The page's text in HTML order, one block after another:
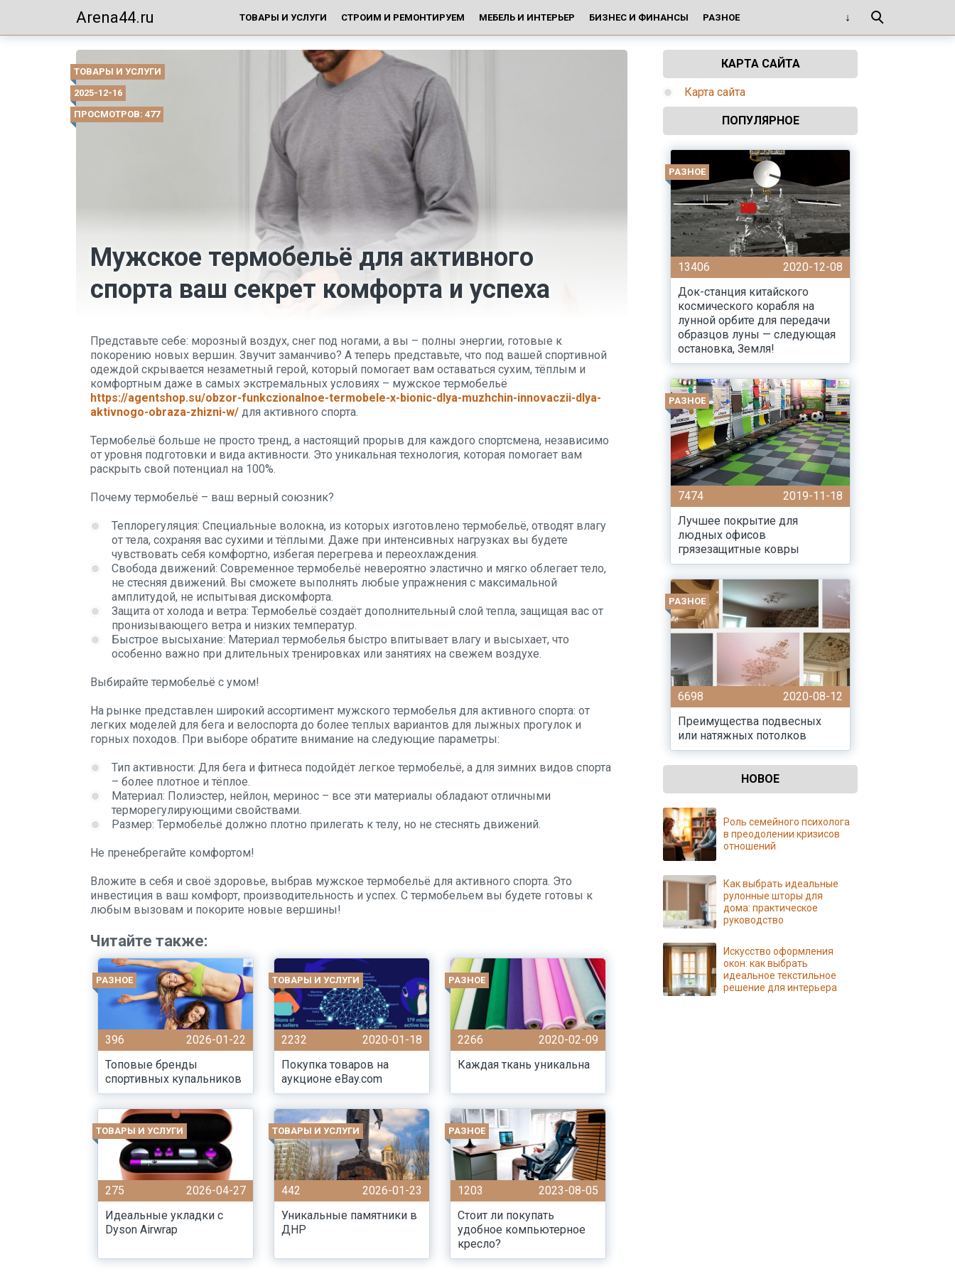
Arena44.ru ТОВАРЫ И УСЛУГИ СТРОИМ И РЕМОНТИРУЕМ МЕБЕЛЬ И ИНТЕРЬЕР БИЗНЕС И ФИНАНСЫ РАЗНОЕ
ТОВАРЫ И УСЛУГИ
2025-12-16
ПРОСМОТРОВ: 477
Мужское термобельё для активного
спорта ваш секрет комфорта и успеха
Представьте себе: морозный воздух, снег под ногами, а вы – полны энергии, готовые к
покорению новых вершин. Звучит заманчиво? А теперь представьте, что под вашей спортивной
одеждой скрывается незаметный герой, который помогает вам оставаться сухим, тёплым и
комфортным даже в самых экстремальных условиях – мужское термобельё
https://agentshop.su/obzor-funkczionalnoe-termobele-x-bionic-dlya-muzhchin-innovaczii-dlya-
aktivnogo-obraza-zhizni-w/ для активного спорта.
Термобельё больше не просто тренд, а настоящий прорыв для каждого спортсмена, независимо
от уровня подготовки и вида активности. Это уникальная технология, которая помогает вам
раскрыть свой потенциал на 100%.
Почему термобельё – ваш верный союзник?
Теплорегуляция: Специальные волокна, из которых изготовлено термобельё, отводят влагу
от тела, сохраняя вас сухими и тёплыми. Даже при интенсивных нагрузках вы будете
чувствовать себя комфортно, избегая перегрева и переохлаждения.
Свобода движений: Современное термобельё невероятно эластично и мягко облегает тело,
не стесняя движений. Вы сможете выполнять любые упражнения с максимальной
амплитудой, не испытывая дискомфорта.
Защита от холода и ветра: Термобельё создаёт дополнительный слой тепла, защищая вас от
пронизывающего ветра и низких температур.
Быстрое высыхание: Материал термобелья быстро впитывает влагу и высыхает, что
особенно важно при длительных тренировках или занятиях на свежем воздухе.
Выбирайте термобельё с умом!
На рынке представлен широкий ассортимент мужского термобелья для активного спорта: от
легких моделей для бега и велоспорта до более теплых вариантов для лыжных прогулок и
горных походов. При выборе обратите внимание на следующие параметры:
Тип активности: Для бега и фитнеса подойдёт легкое термобельё, а для зимних видов спорта
– более плотное и тёплое.
Материал: Полиэстер, нейлон, меринос – все эти материалы обладают отличными
терморегулирующими свойствами.
Размер: Термобельё должно плотно прилегать к телу, но не стеснять движений.
Не пренебрегайте комфортом!
Вложите в себя и своё здоровье, выбрав мужское термобельё для активного спорта. Это
инвестиция в ваш комфорт, производительность и успех. С термобельем вы будете готовы к
любым вызовам и покорите новые вершины!
Читайте также:
РАЗНОЕ
396
2026-01-22
Топовые бренды
спортивных купальников
ТОВАРЫ И УСЛУГИ
2232
2020-01-18
Покупка товаров на
аукционе eBay.com
РАЗНОЕ
2266
2020-02-09
Каждая ткань уникальна
ТОВАРЫ И УСЛУГИ
275
2026-04-27
Идеальные укладки с
Dyson Airwrap
ТОВАРЫ И УСЛУГИ
442
2026-01-23
Уникальные памятники в
ДНР
РАЗНОЕ
1203
2023-08-05
Стоит ли покупать
удобное компьютерное
кресло?
КАРТА САЙТА
Карта сайта
ПОПУЛЯРНОЕ
РАЗНОЕ
13406
2020-12-08
Док-станция китайского
космического корабля на
лунной орбите для передачи
образцов луны — следующая
остановка, Земля!
РАЗНОЕ
7474
2019-11-18
Лучшее покрытие для
людных офисов
грязезащитные ковры
РАЗНОЕ
6698
2020-08-12
Преимущества подвесных
или натяжных потолков
НОВОЕ
Роль семейного психолога
в преодолении кризисов
отношений
Как выбрать идеальные
рулонные шторы для
дома: практическое
руководство
Искусство оформления
окон: как выбрать
идеальное текстильное
решение для интерьера